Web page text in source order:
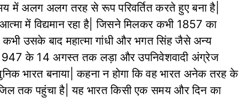
में अलग अलग तरह से रूप परिवर्तित करते हुए बना है|
में विद्यमान रहा है| जिसने मिलकर कभी 1857 का
कभी उसके बाद महात्मा गांधी और भगत सिंह जैसे अन्य
1947 के 14 अगस्त तक लड़ा और उपनिवेशवादी अंग्रेज
भारत बनाया| कहना न होगा कि वह भारत अनेक तरह के
तक पहुंचा है| यह भारत किसी एक समय और दिन का